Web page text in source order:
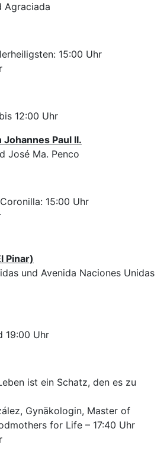
Agraciada
15:00 Uhr
12:00 Uhr
Paul II.
José Ma. Penco
15:00 Uhr
Pinar)
und Avenida Naciones Unidas
19:00 Uhr
ist ein Schatz, den es zu
Gynäkologin, Master of
for Life – 17:40 Uhr